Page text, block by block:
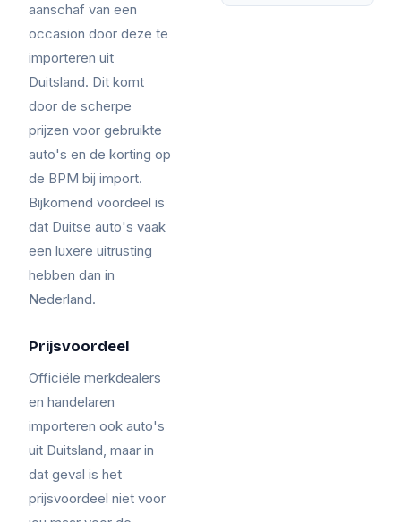
aanschaf van een
occasion door deze te
importeren uit
Duitsland. Dit komt
door de scherpe
prijzen voor gebruikte
auto's en de korting op
de BPM bij import.
Bijkomend voordeel is
dat Duitse auto's vaak
een luxere uitrusting
hebben dan in
Nederland.
Prijsvoordeel
Officiële merkdealers
en handelaren
importeren ook auto's
uit Duitsland, maar in
dat geval is het
prijsvoordeel niet voor